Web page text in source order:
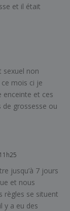
et il était
sexuel non
mois ci je
enceinte et ces
de grossesse ou
jusqu’à 7 jours
et nous
règles se situent
y a eu des